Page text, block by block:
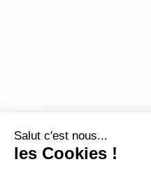
Salut c'est nous...
les Cookies !